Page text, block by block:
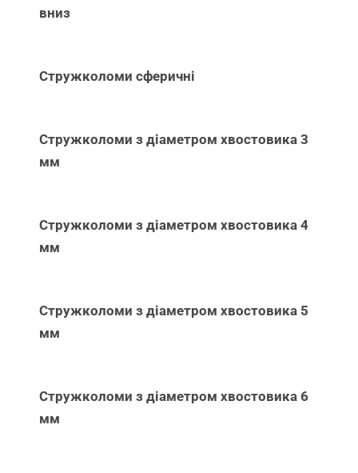
вниз
Стружколоми сферичні
Стружколоми з діаметром хвостовика 3
мм
Стружколоми з діаметром хвостовика 4
мм
Стружколоми з діаметром хвостовика 5
мм
Стружколоми з діаметром хвостовика 6
мм